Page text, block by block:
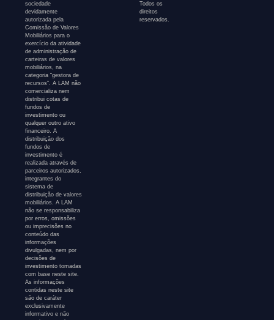
sociedade
devidamente
autorizada pela
Comissão de Valores
Mobiliários para o
exercício da atividade
de administração de
carteiras de valores
mobiliários, na
categoria “gestora de
recursos”. A LAM não
comercializa nem
distribui cotas de
fundos de
investimento ou
qualquer outro ativo
financeiro. A
distribuição dos
fundos de
investimento é
realizada através de
parceiros autorizados,
integrantes do
sistema de
distribuição de valores
mobiliários. A LAM
não se responsabiliza
por erros, omissões
ou imprecisões no
conteúdo das
informações
divulgadas, nem por
decisões de
investimento tomadas
com base neste site.
As informações
contidas neste site
são de caráter
exclusivamente
informativo e não
Todos os
direitos
reservados.